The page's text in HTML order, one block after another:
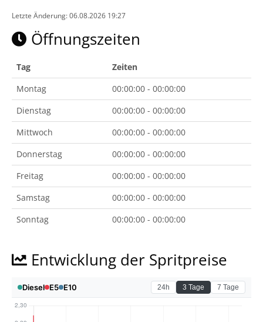
Letzte Änderung: 06.08.2026 19:27
Öffnungszeiten
Tag
Zeiten
Montag
00:00:00 - 00:00:00
Dienstag
00:00:00 - 00:00:00
Mittwoch
00:00:00 - 00:00:00
Donnerstag
00:00:00 - 00:00:00
Freitag
00:00:00 - 00:00:00
Samstag
00:00:00 - 00:00:00
Sonntag
00:00:00 - 00:00:00
Entwicklung der Spritpreise